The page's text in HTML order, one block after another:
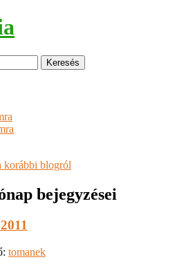
korábbi blogról
bejegyzései
tomanek